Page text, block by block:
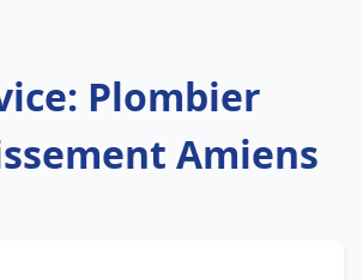
Plombier
Amiens